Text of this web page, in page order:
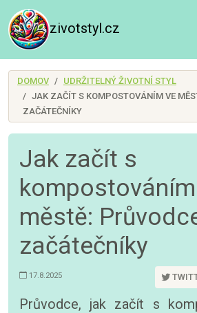
zivotstyl.cz
DOMOV
UDRŽITELNÝ ŽIVOTNÍ STYL
JAK ZAČÍT S KOMPOSTOVÁNÍM VE
ZAČÁTEČNÍKY
Jak začít s
městě:
začátečníky
17.8.2025
Průvodce, jak začít s